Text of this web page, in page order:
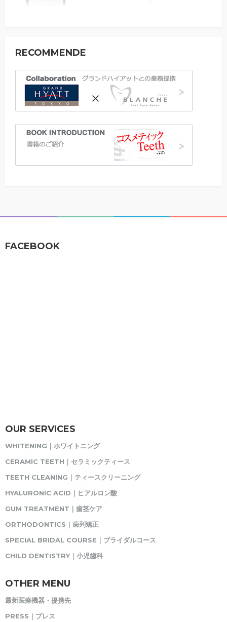
RECOMMENDE
FACEBOOK
OUR SERVICES
WHITENING｜ホワイトニング
CERAMIC TEETH｜セラミックティース
TEETH CLEANING｜ティースクリーニング
HYALURONIC ACID｜ヒアルロン酸
GUM TREATMENT｜歯茎ケア
ORTHODONTICS｜歯列矯正
SPECIAL BRIDAL COURSE｜ブライダルコース
CHILD DENTISTRY｜小児歯科
OTHER MENU
最新医療機器・提携先
PRESS｜プレス